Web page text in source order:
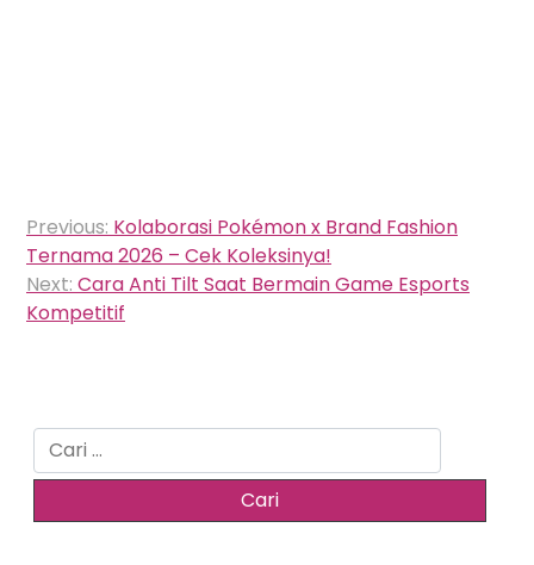
Navigasi
pos
Previous: Kolaborasi Pokémon x Brand Fashion
Ternama 2026 – Cek Koleksinya!
Next: Cara Anti Tilt Saat Bermain Game Esports
Kompetitif
Cari
untuk: